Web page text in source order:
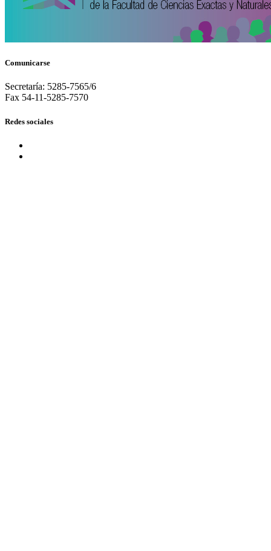
Comunicarse
Secretaría: 5285-7565/6
Fax 54-11-5285-7570
Redes sociales